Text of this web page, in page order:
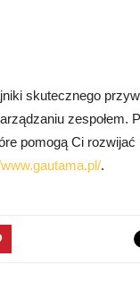
skutecznego
zespołem.
pomogą Ci rozwijać
.